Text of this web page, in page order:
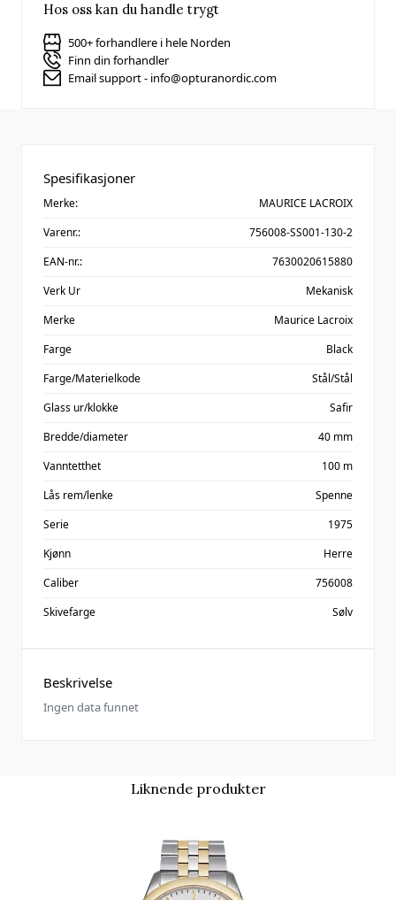
Hos oss kan du handle trygt
500+ forhandlere i hele Norden
Finn din forhandler
Email support - info@opturanordic.com
Beskrivelse
Ingen data funnet
Spesifikasjoner
Merke:
MAURICE LACROIX
Varenr.:
756008-SS001-130-2
EAN-nr.:
7630020615880
Verk Ur
Mekanisk
Merke
Maurice Lacroix
Farge
Black
Farge/Materielkode
Stål/Stål
Glass ur/klokke
Safir
Bredde/diameter
40 mm
Vanntetthet
100 m
Lås rem/lenke
Spenne
Serie
1975
Kjønn
Herre
Caliber
756008
Skivefarge
Sølv
Liknende produkter